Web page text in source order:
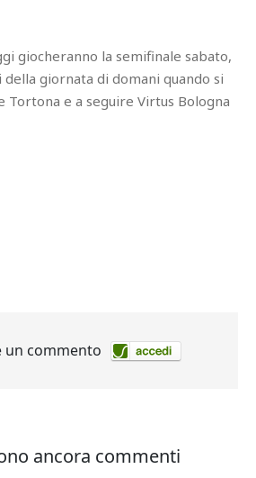
giocheranno la semifinale sabato,
giornata di domani quando si
Tortona e a seguire Virtus Bologna